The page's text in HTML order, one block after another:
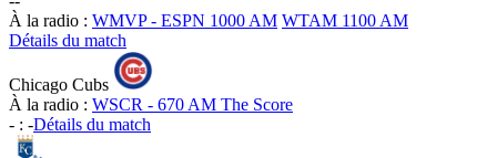
À la radio : WMVP - ESPN 1000 AM WTAM 1100 AM
Détails du match
Chicago Cubs
À la radio : WSCR - 670 AM The Score
- : -Détails du match